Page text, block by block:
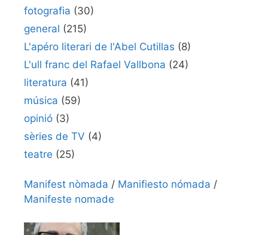
fotografia (30)
general (215)
L'apéro literari de l'Abel Cutillas (8)
L'ull franc del Rafael Vallbona (24)
literatura (41)
música (59)
opinió (3)
sèries de TV (4)
teatre (25)
Manifest nòmada / Manifiesto nómada /
Manifeste nomade